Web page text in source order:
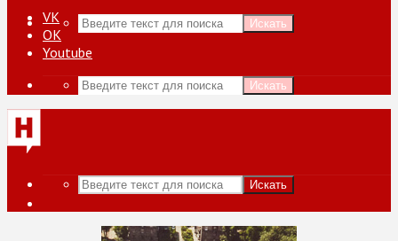
Искать
VK
ОК
Youtube
Искать
Искать